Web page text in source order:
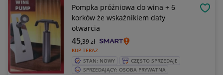
Pompka próżniowa do wina + 6
korków że wskaźnikiem daty
otwarcia
KUP TERAZ
45,39zł
STAN: NOWY
CZĘSTO SPRZEDAJE
SPRZEDAJĄCY: OSOBA PRYWATNA